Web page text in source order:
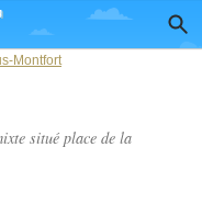
Montfort
situé place de la